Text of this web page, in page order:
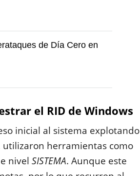
de Día Cero en
el RID de Windows
inicial al sistema explotando
utilizaron herramientas como
nivel SISTEMA. Aunque este